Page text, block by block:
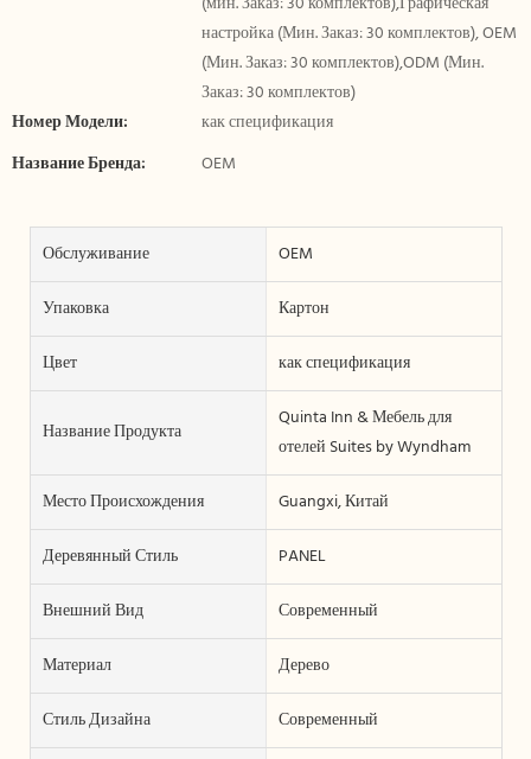
настройка (Мин. Заказ: 30 комплектов), OEM
(Мин. Заказ: 30 комплектов),ODM (Мин.
Заказ: 30 комплектов)
Номер Модели:
как спецификация
Название Бренда:
OEM
Обслуживание
OEM
Упаковка
Картон
Цвет
как спецификация
Название Продукта
Quinta Inn & Мебель для
отелей Suites by Wyndham
Место Происхождения
Guangxi, Китай
Деревянный Стиль
PANEL
Внешний Вид
Современный
Материал
Дерево
Стиль Дизайна
Современный